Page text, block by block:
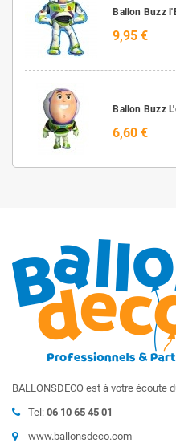
Ballon Buzz
9,95 €
Ballon Buzz
6,60 €
BALLONSDECO est à votre écoute
Tel: 06 10 65 45 01
www.ballonsdeco.com